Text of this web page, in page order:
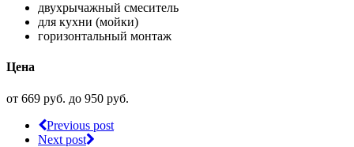
двухрычажный смеситель
для кухни (мойки)
горизонтальный монтаж
Цена
от 669 руб. до 950 руб.
Previous post
Next post